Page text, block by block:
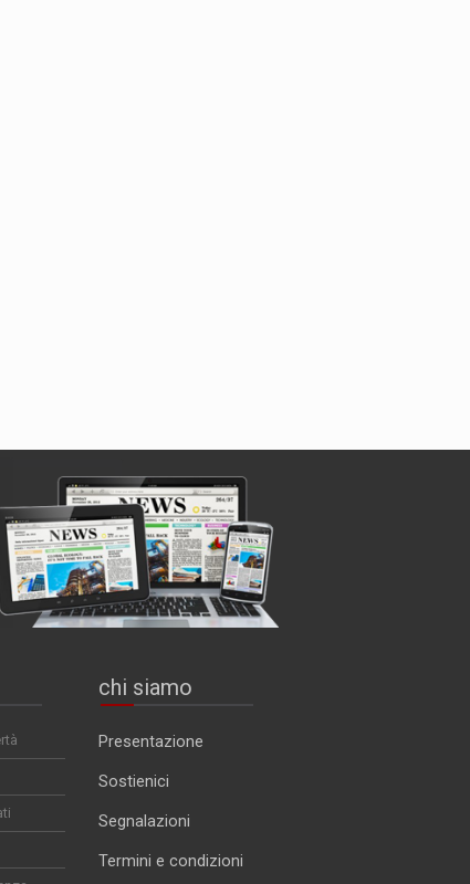
chi siamo
Presentazione
Sostienici
Segnalazioni
Termini e condizioni